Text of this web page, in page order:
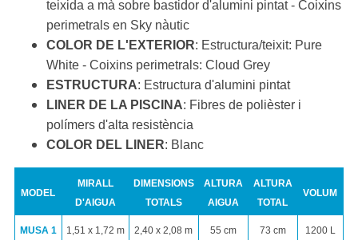
teixida a mà sobre bastidor d'alumini pintat - Coixins
perimetrals en Sky nàutic
COLOR DE L'EXTERIOR: Estructura/teixit: Pure
White - Coixins perimetrals: Cloud Grey
ESTRUCTURA: Estructura d'alumini pintat
LINER DE LA PISCINA: Fibres de polièster i
polímers d'alta resistència
COLOR DEL LINER: Blanc
MODEL
MIRALL
D'AIGUA
DIMENSIONS
TOTALS
ALTURA
AIGUA
ALTURA
TOTAL
VOLUM
MUSA 1 1,51 x 1,72 m 2,40 x 2,08 m 55 cm 73 cm 1200 L